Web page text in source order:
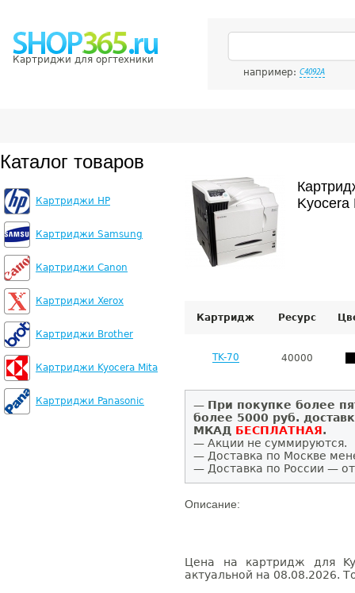
Картриджи для оргтехники
например: C4092A
Каталог товаров
Картриджи HP
Картриджи Samsung
Картриджи Canon
Картриджи Xerox
Картриджи Brother
Картриджи Kyocera Mita
Картриджи Panasonic
Kyocera
Картридж Ресурс
TK-70 40000
— При покупке более
более 5000 руб.
МКАД БЕСПЛАТНАЯ.
— Акции не суммируются.
— Доставка по Москве
— Доставка по России —
Описание:
Цена на картридж для
актуальной на 08.08.2026.